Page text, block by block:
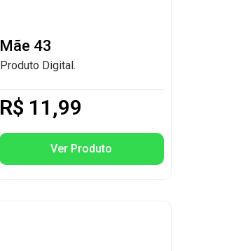
Mãe 43
Produto Digital.
R$ 11,99
Ver Produto